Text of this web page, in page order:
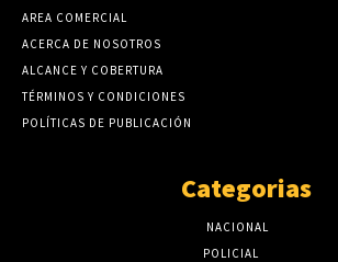
AREA COMERCIAL
ACERCA DE NOSOTROS
ALCANCE Y COBERTURA
TÉRMINOS Y CONDICIONES
POLÍTICAS DE PUBLICACIÓN
Categorias
NACIONAL
POLICIAL